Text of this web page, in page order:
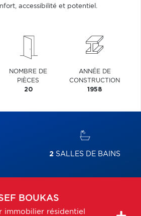
accessibilité et potentiel.
NOMBRE DE
PIÈCES
20
ANNÉE DE
CONSTRUCTION
1958
2 SALLES DE BAINS
BOUKAS
immobilier résidentiel